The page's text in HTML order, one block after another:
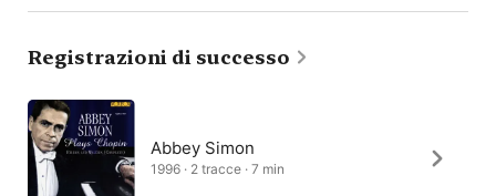
Registrazioni di successo
Abbey Simon
1996 · 2 tracce · 7 min